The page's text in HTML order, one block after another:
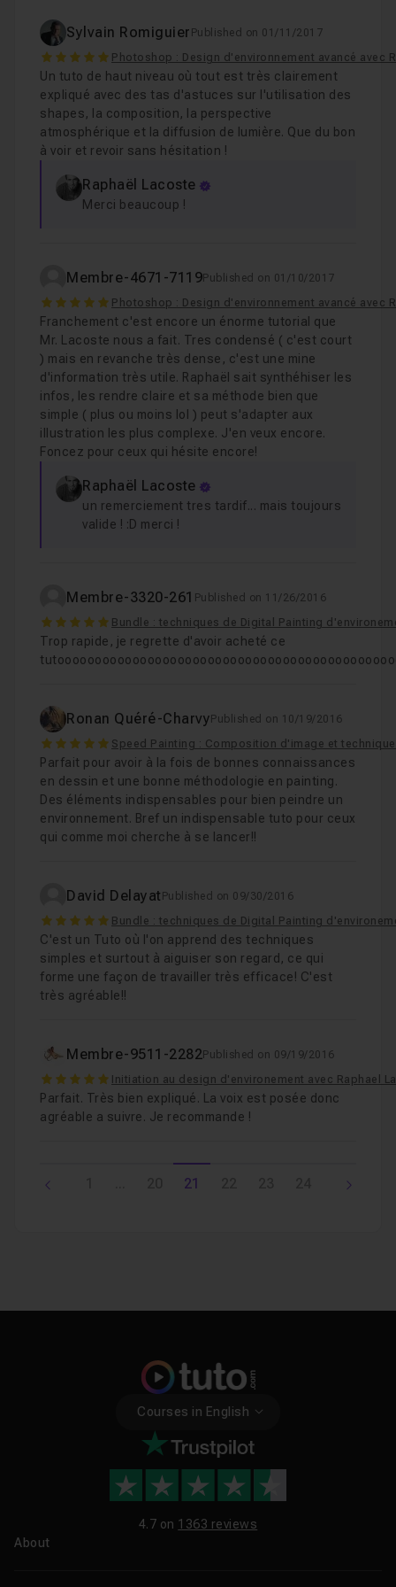
Sylvain Romiguier Published on 01/11/2017
5 Photoshop : Design d'environnement avancé avec
Un tuto de haut niveau où tout est très clairement
expliqué avec des tas d'astuces sur l'utilisation des
shapes, la composition, la perspective
atmosphérique et la diffusion de lumière. Que du bon
à voir et revoir sans hésitation !
Raphaël Lacoste
Merci beaucoup !
Membre-4671-7119Published on 01/10/2017
5 Photoshop : Design d'environnement avancé avec
Franchement c'est encore un énorme tutorial que
Mr. Lacoste nous a fait. Tres condensé ( c'est court
) mais en revanche très dense, c'est une mine
d'information très utile. Raphaël sait synthéhiser les
infos, les rendre claire et sa méthode bien que
simple ( plus ou moins lol ) peut s'adapter aux
illustration les plus complexe. J'en veux encore.
Foncez pour ceux qui hésite encore!
Raphaël Lacoste
un remerciement tres tardif... mais toujours
valide ! :D merci !
Membre-3320-261 Published on 11/26/2016
5 Bundle : techniques de Digital Painting
Trop rapide, je regrette d'avoir acheté ce
Ronan Quéré-Charvy Published on 10/19/2016
5 Speed Painting : Composition d'image et
Parfait pour avoir à la fois de bonnes connaissances
en dessin et une bonne méthodologie en painting.
Des éléments indispensables pour bien peindre un
environnement. Bref un indispensable tuto pour ceux
qui comme moi cherche à se lancer!!
David Delayat Published on 09/30/2016
5 Bundle : techniques de Digital Painting
C'est un Tuto où l'on apprend des techniques
simples et surtout à aiguiser son regard, ce qui
forme une façon de travailler très efficace! C'est
très agréable!!
Membre-9511-2282Published on 09/19/2016
5 Initiation au design d'environement avec Raphael
Parfait. Très bien expliqué. La voix est posée donc
agréable a suivre. Je recommande !
21
Courses in English
4.7 on 1363 reviews
About